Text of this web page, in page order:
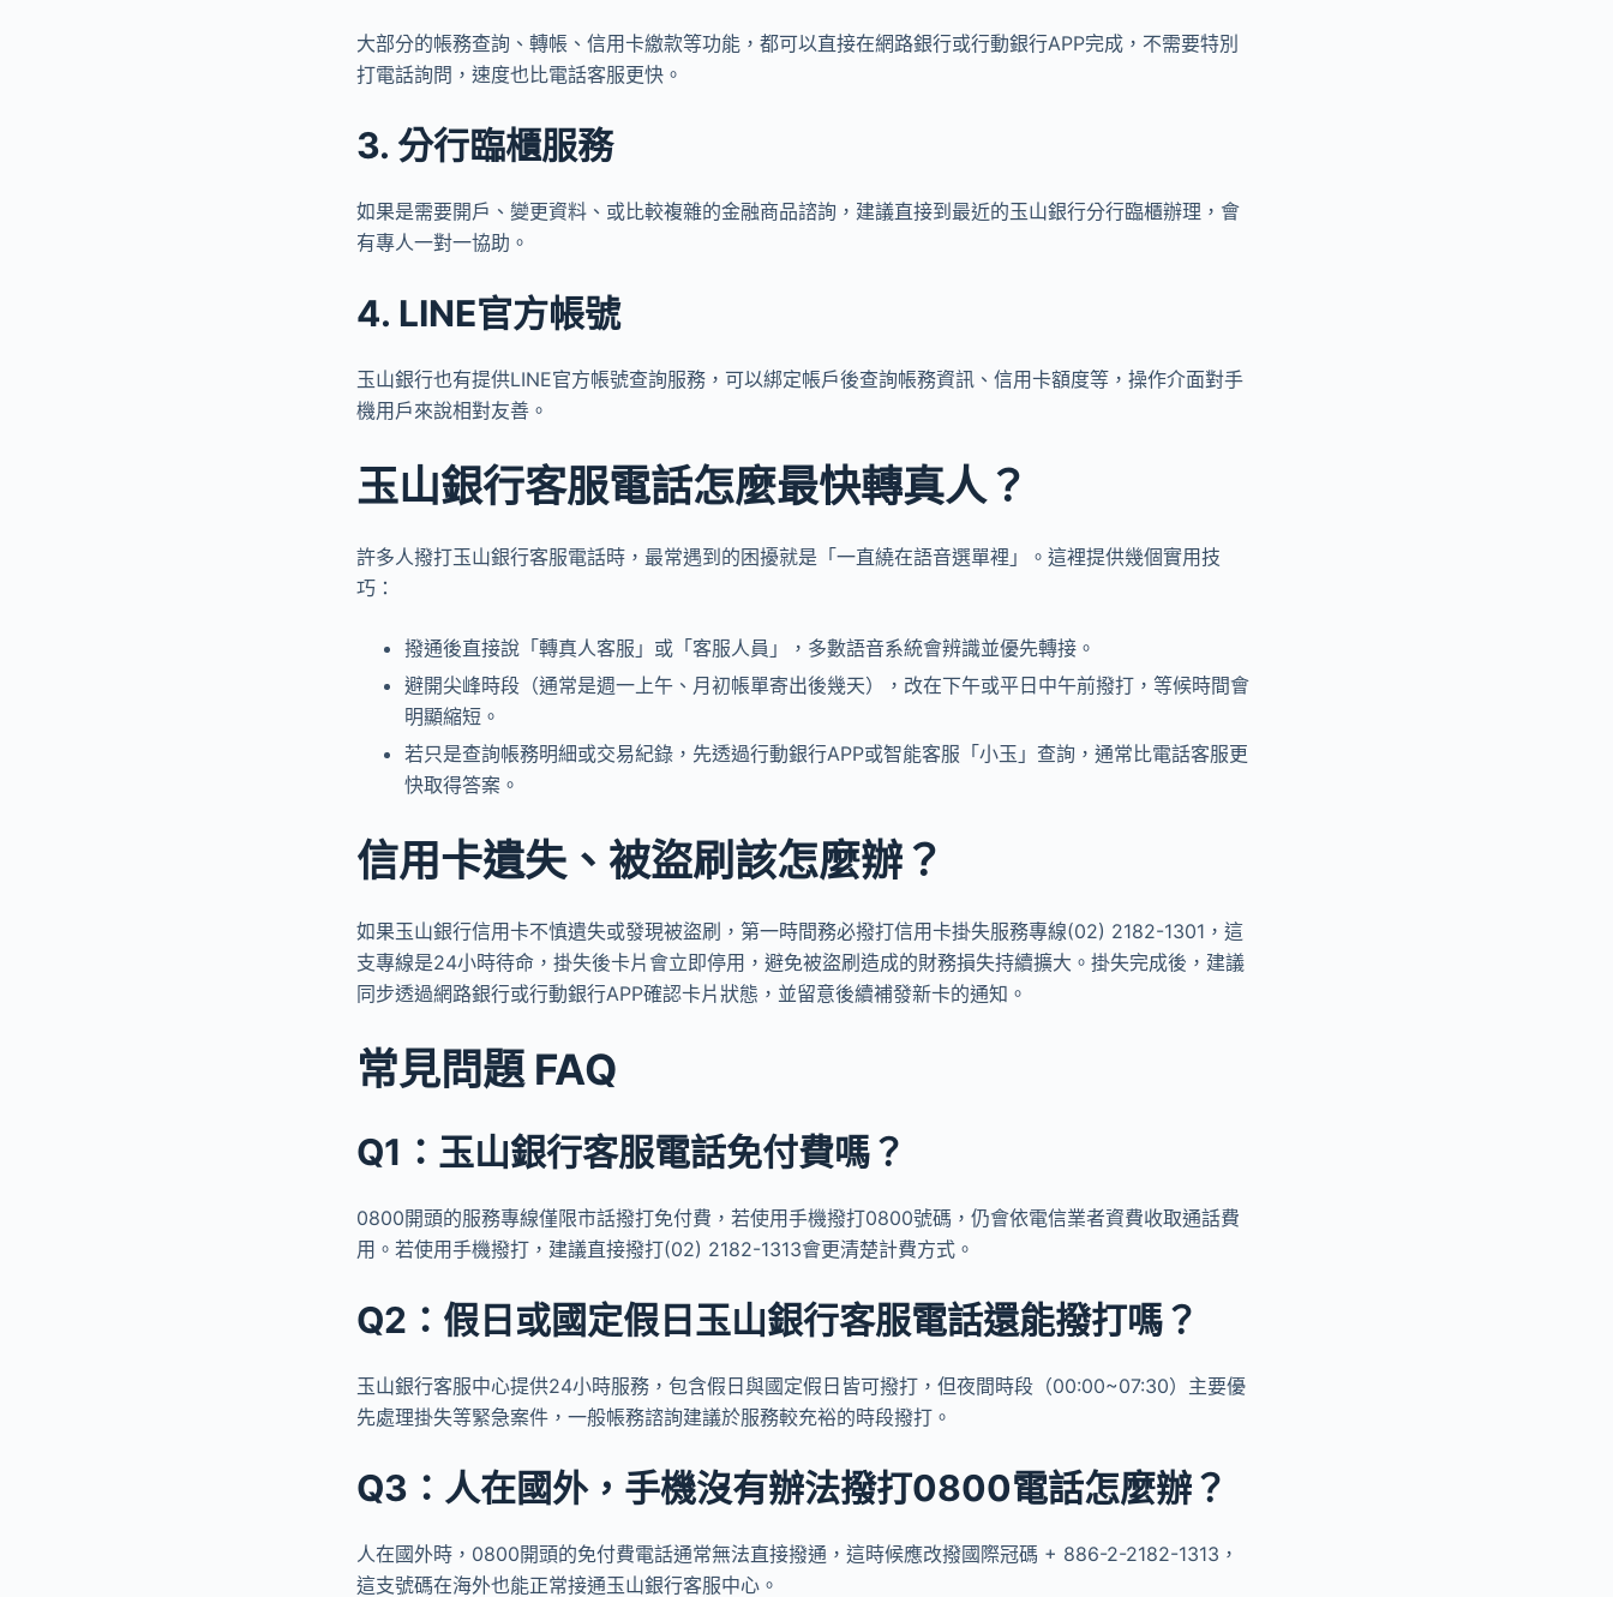
大部分的帳務查詢、轉帳、信用卡繳款等功能，都可以直接在網路銀行或行動銀行APP完成，不需要特別
打電話詢問，速度也比電話客服更快。
3. 分行臨櫃服務
如果是需要開戶、變更資料、或比較複雜的金融商品諮詢，建議直接到最近的玉山銀行分行臨櫃辦理，會
有專人一對一協助。
4. LINE官方帳號
玉山銀行也有提供LINE官方帳號查詢服務，可以綁定帳戶後查詢帳務資訊、信用卡額度等，操作介面對手
機用戶來說相對友善。
玉山銀行客服電話怎麼最快轉真人？
許多人撥打玉山銀行客服電話時，最常遇到的困擾就是「一直繞在語音選單裡」。這裡提供幾個實用技
巧：
撥通後直接說「轉真人客服」或「客服人員」，多數語音系統會辨識並優先轉接。
避開尖峰時段（通常是週一上午、月初帳單寄出後幾天），改在下午或平日中午前撥打，等候時間會
明顯縮短。
若只是查詢帳務明細或交易紀錄，先透過行動銀行APP或智能客服「小玉」查詢，通常比電話客服更
快取得答案。
信用卡遺失、被盜刷該怎麼辦？
如果玉山銀行信用卡不慎遺失或發現被盜刷，第一時間務必撥打信用卡掛失服務專線(02) 2182-1301，這
支專線是24小時待命，掛失後卡片會立即停用，避免被盜刷造成的財務損失持續擴大。掛失完成後，建議
同步透過網路銀行或行動銀行APP確認卡片狀態，並留意後續補發新卡的通知。
常見問題 FAQ
Q1：玉山銀行客服電話免付費嗎？
0800開頭的服務專線僅限市話撥打免付費，若使用手機撥打0800號碼，仍會依電信業者資費收取通話費
用。若使用手機撥打，建議直接撥打(02) 2182-1313會更清楚計費方式。
Q2：假日或國定假日玉山銀行客服電話還能撥打嗎？
玉山銀行客服中心提供24小時服務，包含假日與國定假日皆可撥打，但夜間時段（00:00~07:30）主要優
先處理掛失等緊急案件，一般帳務諮詢建議於服務較充裕的時段撥打。
Q3：人在國外，手機沒有辦法撥打0800電話怎麼辦？
人在國外時，0800開頭的免付費電話通常無法直接撥通，這時候應改撥國際冠碼 + 886-2-2182-1313，
這支號碼在海外也能正常接通玉山銀行客服中心。